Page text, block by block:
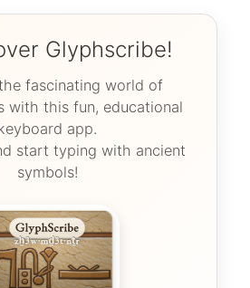
Glyphscribe!
fascinating world of
with this fun, educational
app.
start typing with ancient
symbols!